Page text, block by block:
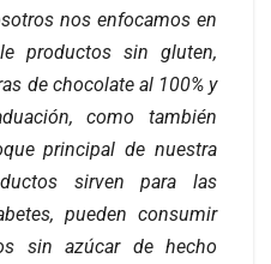
nos enfocamos en
productos sin gluten,
de chocolate al 100% y
como también
principal de nuestra
sirven para las
pueden consumir
sin azúcar de hecho